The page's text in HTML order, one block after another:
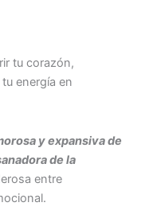
tu corazón,
energía en
y expansiva de
de la
entre